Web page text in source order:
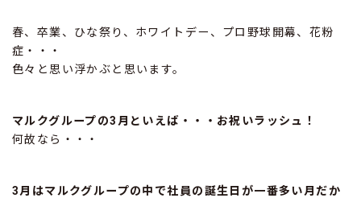
春、卒業、ひな祭り、ホワイトデー、プロ野球開幕、花粉
症・・・
色々と思い浮かぶと思います。
マルクグループの3月といえば・・・お祝いラッシュ！
何故なら・・・
3月はマルクグループの中で社員の誕生日が一番多い月だか